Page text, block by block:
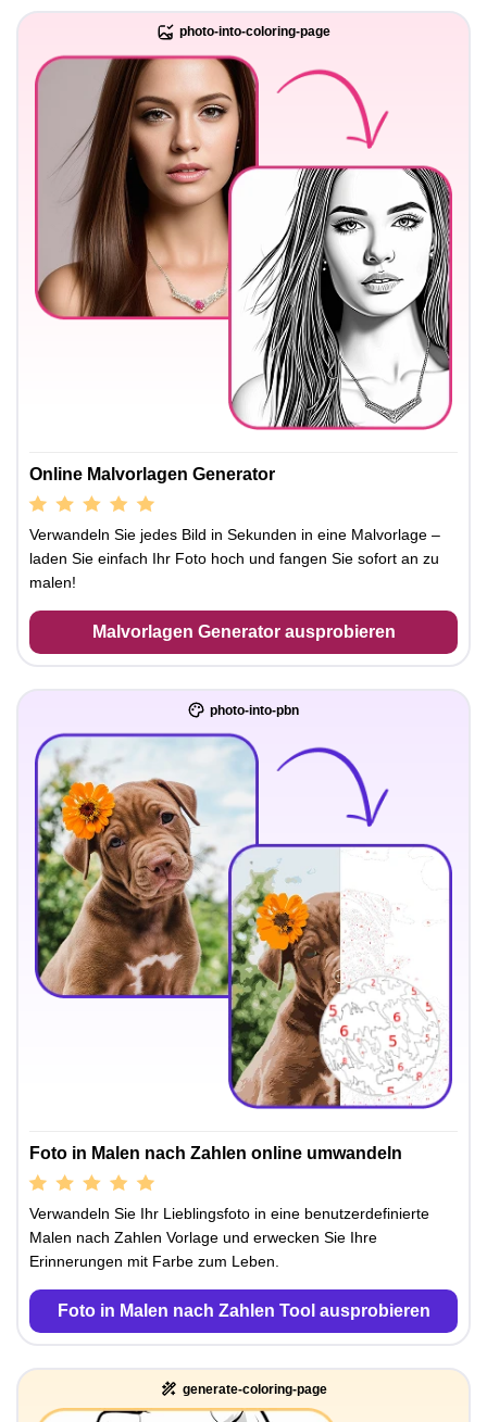
photo-into-coloring-page
Online Malvorlagen Generator
Verwandeln Sie jedes Bild in Sekunden in eine Malvorlage –
laden Sie einfach Ihr Foto hoch und fangen Sie sofort an zu
malen!
Malvorlagen Generator ausprobieren
photo-into-pbn
Foto in Malen nach Zahlen online umwandeln
Verwandeln Sie Ihr Lieblingsfoto in eine benutzerdefinierte
Malen nach Zahlen Vorlage und erwecken Sie Ihre
Erinnerungen mit Farbe zum Leben.
Foto in Malen nach Zahlen Tool ausprobieren
generate-coloring-page